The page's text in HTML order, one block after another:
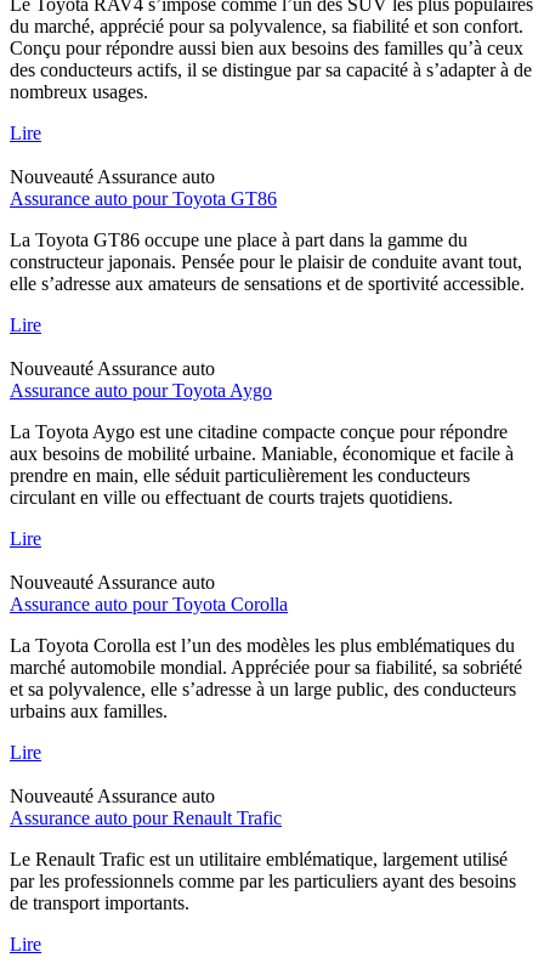
du marché, apprécié pour sa polyvalence, sa fiabilité et son confort.
Conçu pour répondre aussi bien aux besoins des familles qu’à ceux
des conducteurs actifs, il se distingue par sa capacité à s’adapter à de
nombreux usages.
Lire
Nouveauté Assurance auto
Assurance auto pour Toyota GT86
La Toyota GT86 occupe une place à part dans la gamme du
constructeur japonais. Pensée pour le plaisir de conduite avant tout,
elle s’adresse aux amateurs de sensations et de sportivité accessible.
Lire
Nouveauté Assurance auto
Assurance auto pour Toyota Aygo
La Toyota Aygo est une citadine compacte conçue pour répondre
aux besoins de mobilité urbaine. Maniable, économique et facile à
prendre en main, elle séduit particulièrement les conducteurs
circulant en ville ou effectuant de courts trajets quotidiens.
Lire
Nouveauté Assurance auto
Assurance auto pour Toyota Corolla
La Toyota Corolla est l’un des modèles les plus emblématiques du
marché automobile mondial. Appréciée pour sa fiabilité, sa sobriété
et sa polyvalence, elle s’adresse à un large public, des conducteurs
urbains aux familles.
Lire
Nouveauté Assurance auto
Assurance auto pour Renault Trafic
Le Renault Trafic est un utilitaire emblématique, largement utilisé
par les professionnels comme par les particuliers ayant des besoins
de transport importants.
Lire